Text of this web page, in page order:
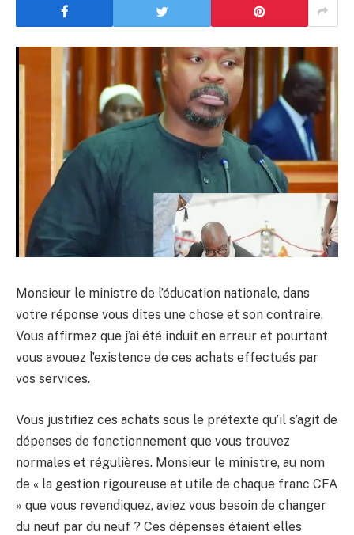
Monsieur le ministre de l’éducation nationale, dans
votre réponse vous dites une chose et son contraire.
Vous affirmez que j’ai été induit en erreur et pourtant
vous avouez l’existence de ces achats effectués par
vos services.
Vous justifiez ces achats sous le prétexte qu’il s’agit de
dépenses de fonctionnement que vous trouvez
normales et régulières. Monsieur le ministre, au nom
de « la gestion rigoureuse et utile de chaque franc CFA
» que vous revendiquez, aviez vous besoin de changer
du neuf par du neuf ? Ces dépenses étaient elles